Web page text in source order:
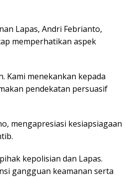
Lapas, Andri Febrianto,
memperhatikan aspek
Kami menekankan kepada
pendekatan persuasif
mengapresiasi kesiapsiagaan
kepolisian dan Lapas.
gangguan keamanan serta